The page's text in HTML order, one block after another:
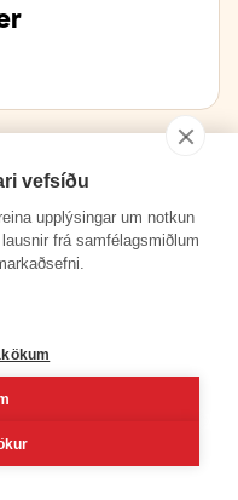
vefsíðu
upplýsingar um notkun
frá samfélagsmiðlum